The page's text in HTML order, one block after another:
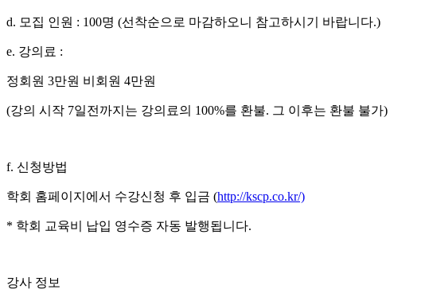
d. 모집 인원 : 100명 (선착순으로 마감하오니 참고하시기 바랍니다.)
e. 강의료 :
정회원 3만원 비회원 4만원
(강의 시작 7일전까지는 강의료의 100%를 환불. 그 이후는 환불 불가)
f. 신청방법
학회 홈페이지에서 수강신청 후 입금 (http://kscp.co.kr/)
* 학회 교육비 납입 영수증 자동 발행됩니다.
강사 정보